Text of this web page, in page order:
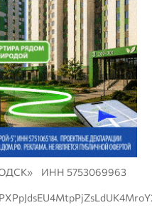
ИНН 5753069963